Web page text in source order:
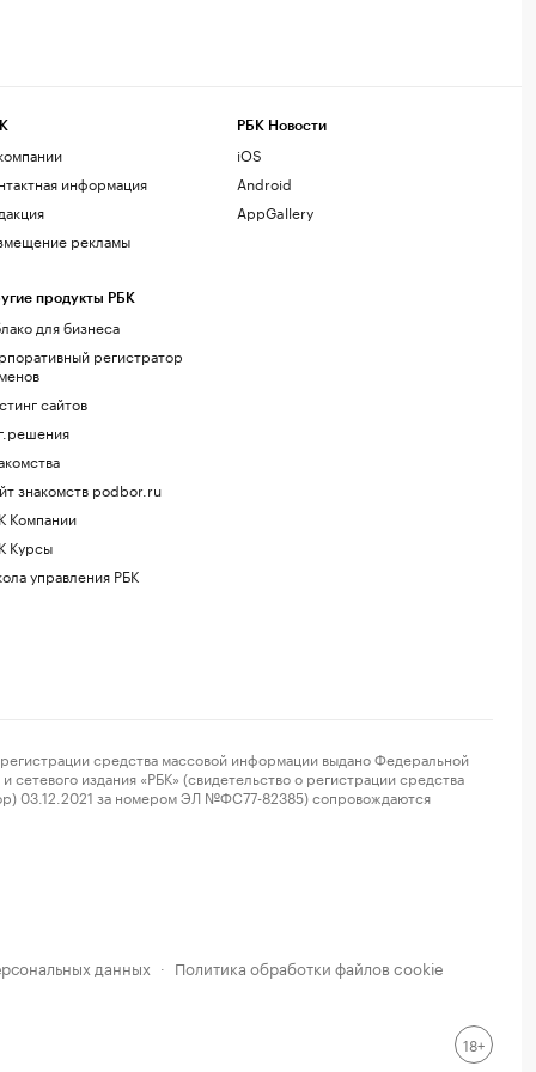
информация
рекламы
продукты РБК
для бизнеса
регистратор
сайтов
знакомств podbor.ru
Компании
Курсы
управления РБК
РБК Новости
iOS
Android
AppGallery
средства массовой информации выдано Федеральной
издания «РБК» (свидетельство о регистрации средства
03.12.2021 за номером ЭЛ №ФС77-82385) сопровождаются
данных · Политика обработки файлов cookie
18+